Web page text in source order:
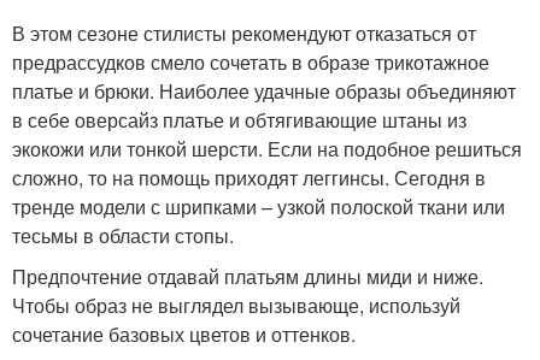
В этом сезоне стилисты рекомендуют отказаться от
предрассудков смело сочетать в образе трикотажное
платье и брюки. Наиболее удачные образы объединяют
в себе оверсайз платье и обтягивающие штаны из
экокожи или тонкой шерсти. Если на подобное решиться
сложно, то на помощь приходят леггинсы. Сегодня в
тренде модели с шрипками – узкой полоской ткани или
тесьмы в области стопы.
Предпочтение отдавай платьям длины миди и ниже.
Чтобы образ не выглядел вызывающе, используй
сочетание базовых цветов и оттенков.